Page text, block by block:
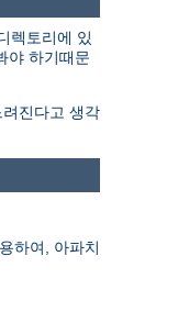
렉토리에 있
야 하기때문
진다고 생각
하여, 아파치